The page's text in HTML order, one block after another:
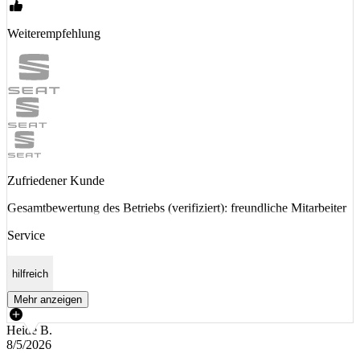
Weiterempfehlung
Zufriedener Kunde
Gesamtbewertung des Betriebs (verifiziert): freundliche Mitarbeiter
Service
hilfreich
Mehr anzeigen
Heide B.
8/5/2026